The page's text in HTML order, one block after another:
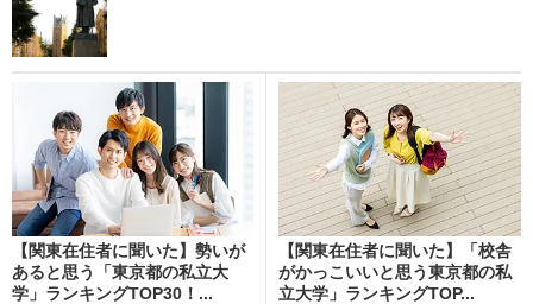
【関東在住者に聞いた】勢いが
あると思う「東京都の私立大
学」ランキングTOP30！...
【関東在住者に聞いた】「校舎
がかっこいいと思う東京都の私
立大学」ランキングTOP...